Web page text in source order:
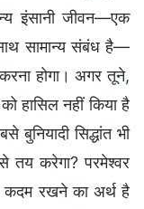
इंसानी जीवन—एक
सामान्य संबंध है—
होगा। अगर तूने,
हासिल नहीं किया है
बुनियादी सिद्धांत भी
करेगा? परमेश्वर
में कदम रखने का अर्थ है